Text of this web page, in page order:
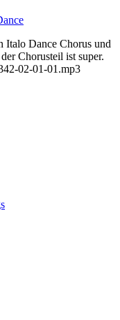
Italo Dance Chorus und
Chorusteil ist super.
02-01-01.mp3